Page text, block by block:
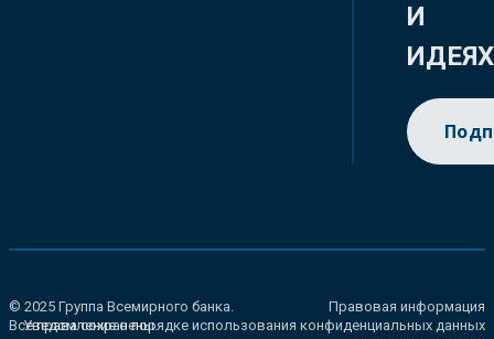
И
ИДЕЯХ
© 2025 Группа Всемирного банка.
Все права сохранены.
Правовая информация
Уведомление о порядке использования конфиденциальных данных